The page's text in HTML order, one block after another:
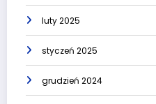
luty 2025
styczeń 2025
grudzień 2024